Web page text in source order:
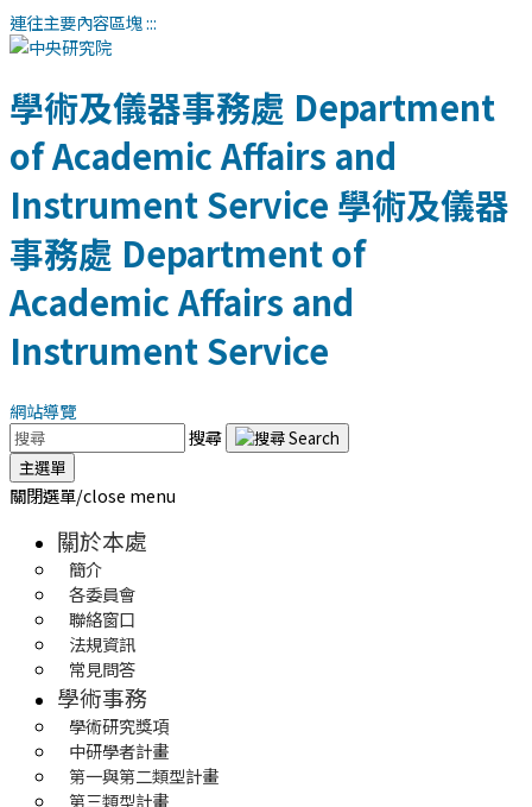
連往主要內容區塊:::
學術及儀器事務處 Department
of Academic Affairs and
Instrument Service 學術及儀器
事務處 Department of
Academic Affairs and
Instrument Service
網站導覽
搜尋
主選單
關閉選單/close menu
關於本處
簡介
各委員會
聯絡窗口
法規資訊
常見問答
學術事務
學術研究獎項
中研學者計畫
第一與第二類型計畫
第三類型計畫